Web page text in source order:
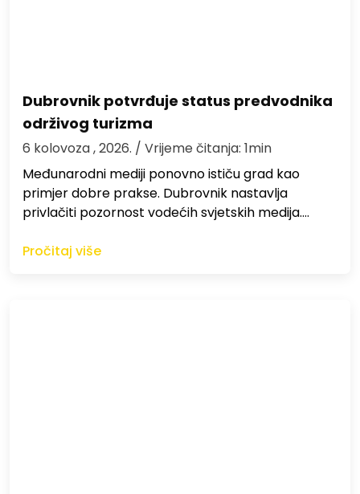
Dubrovnik potvrđuje status predvodnika
održivog turizma
6 kolovoza , 2026. / Vrijeme čitanja: 1min
Međunarodni mediji ponovno ističu grad kao
primjer dobre prakse. Dubrovnik nastavlja
privlačiti pozornost vodećih svjetskih medija.…
Pročitaj više